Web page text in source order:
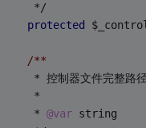
     */
protected
/**
     * 控制器文件完整路径
     *
     *
@var string